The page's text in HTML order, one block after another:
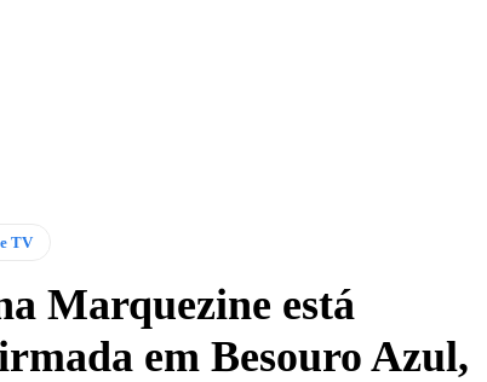
TV
Marquezine está
em Besouro Azul,